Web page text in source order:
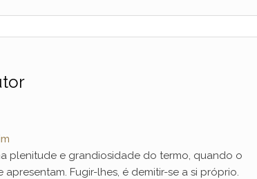
na plenitude e grandiosidade do termo, quando o
Fugir-lhes, é demitir-se a si próprio.